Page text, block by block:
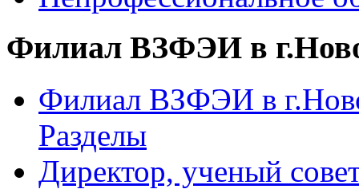
Филиал ВЗФЭИ в
Филиал ВЗФЭИ в
Разделы
Директор, ученый